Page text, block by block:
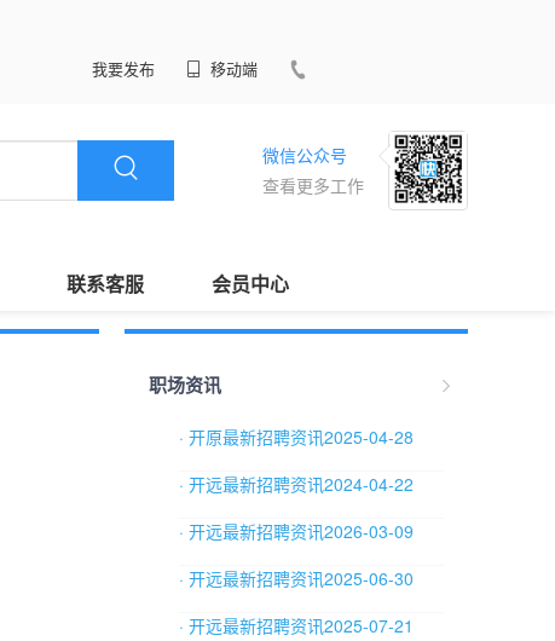
我要发布
移动端
微信公众号
查看更多工作
联系客服 会员中心
职场资讯
· 开原最新招聘资讯2025-04-28
· 开远最新招聘资讯2024-04-22
· 开远最新招聘资讯2026-03-09
· 开远最新招聘资讯2025-06-30
· 开远最新招聘资讯2025-07-21